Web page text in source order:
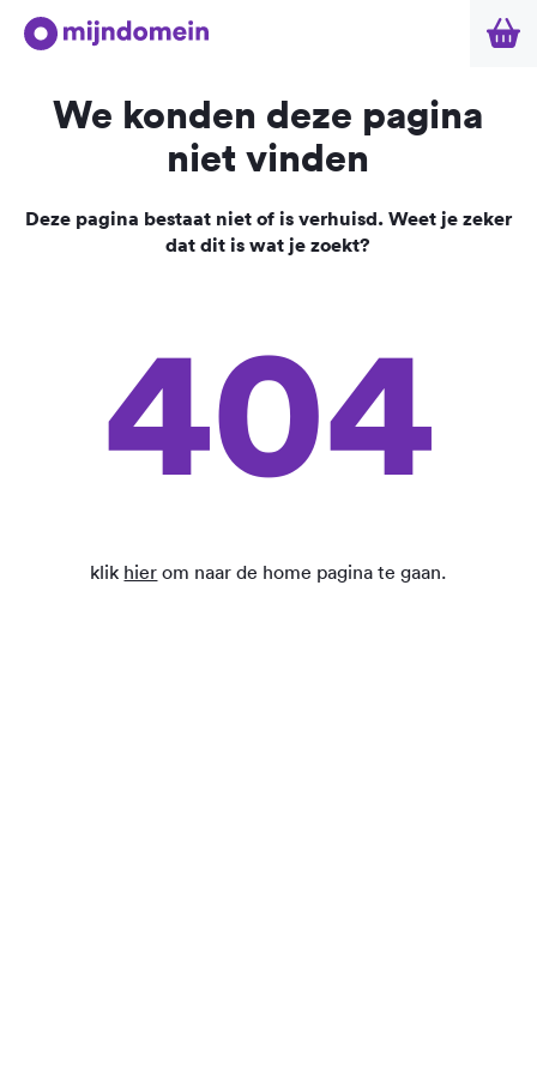
We konden deze pagina
niet vinden
Deze pagina bestaat niet of is verhuisd. Weet je zeker
dat dit is wat je zoekt?
404
klik hier om naar de home pagina te gaan.